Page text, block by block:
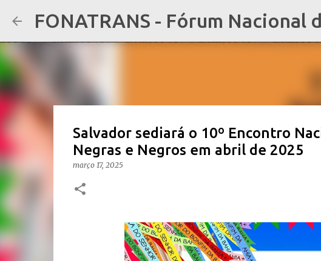
FONATRANS - Fórum
Salvador sediará o 10º Encontro
Negras e Negros em abril de 2025
março 17, 2025